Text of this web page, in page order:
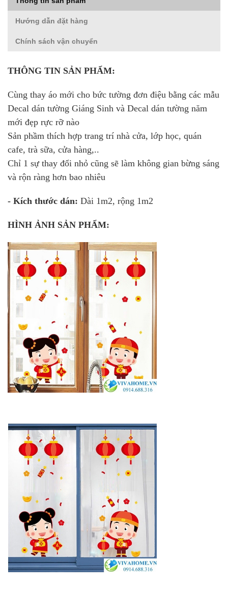
Hướng dẫn đặt hàng
Chính sách vận chuyển
THÔNG TIN SẢN PHẨM:
Cùng thay áo mới cho bức tường đơn điệu bằng các mẫu
Decal dán tường Giáng Sinh và Decal dán tường năm
mới đẹp rực rỡ nào
Sản phầm thích hợp trang trí nhà cửa, lớp học, quán
cafe, trà sữa, cửa hàng,..
Chỉ 1 sự thay đổi nhỏ cũng sẽ làm không gian bừng sáng
và rộn ràng hơn bao nhiêu
- Kích thước dán: Dài 1m2, rộng 1m2
HÌNH ẢNH SẢN PHẨM: